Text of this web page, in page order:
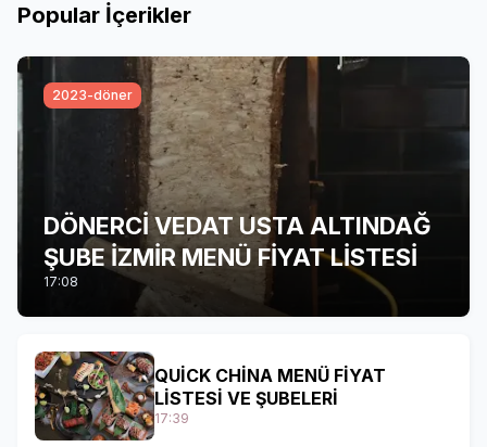
Popular İçerikler
2023-döner
DÖNERCİ VEDAT USTA ALTINDAĞ
ŞUBE İZMİR MENÜ FİYAT LİSTESİ
17:08
QUİCK CHİNA MENÜ FİYAT
LİSTESİ VE ŞUBELERİ
17:39